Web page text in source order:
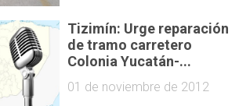
Tizimín: Urge reparación
de tramo carretero
Colonia Yucatán-...
01 de noviembre de 2012